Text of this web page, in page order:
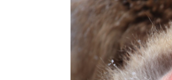
テクノロジー・ガジェット
ゲーム・サ
書籍・雑誌
ソーシャルグ